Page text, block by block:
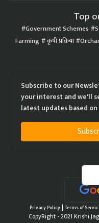
Government Schemes
Farming कृषी प्रक्रिया
your interest and we'll
latest updates based
CopyRight - 2021 Krishi